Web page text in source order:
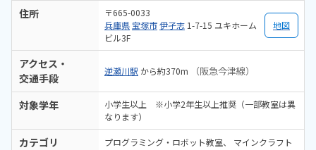
住所
〒665-0033
兵庫県 宝塚市伊孑志 1-7-15 ユキホーム
ビル3F
地図
アクセス・
交通手段
逆瀬川駅 から約370m （阪急今津線）
対象学年
小学生以上 ※小学2年生以上推奨（一部教室は異
なります）
カテゴリ プログラミング・ロボット教室 マインクラフト